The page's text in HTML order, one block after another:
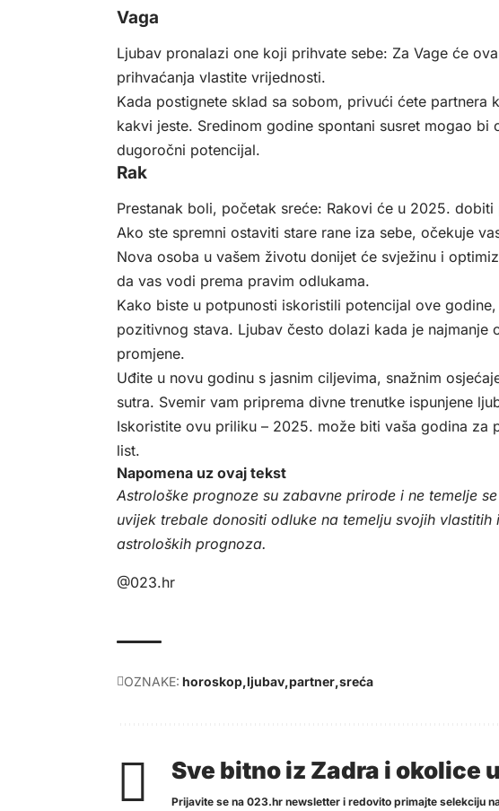
Vaga
Ljubav pronalazi one koji prihvate sebe: Za Vage će
prihvaćanja vlastite vrijednosti.
Kada postignete sklad sa sobom, privući ćete partnera
kakvi jeste. Sredinom godine spontani susret mogao
dugoročni potencijal.
Rak
Prestanak boli, početak sreće: Rakovi će u 2025.
Ako ste spremni ostaviti stare rane iza sebe, očekuje
Nova osoba u vašem životu donijet će svježinu i
da vas vodi prema pravim odlukama.
Kako biste u potpunosti iskoristili potencijal ove
pozitivnog stava. Ljubav često dolazi kada je najmanje
promjene.
Uđite u novu godinu s jasnim ciljevima, snažnim
sutra. Svemir vam priprema divne trenutke ispunjene
Iskoristite ovu priliku – 2025. može biti vaša godina za
list.
Napomena uz ovaj tekst
Astrološke prognoze su zabavne prirode i ne temelje
uvijek trebale donositi odluke na temelju svojih
astroloških prognoza.
@023.hr
OZNAKE: horoskop ljubav partner sreća
Sve bitno iz Zadra i okolice
Prijavite se na 023.hr newsletter i redovito primajte selekciju